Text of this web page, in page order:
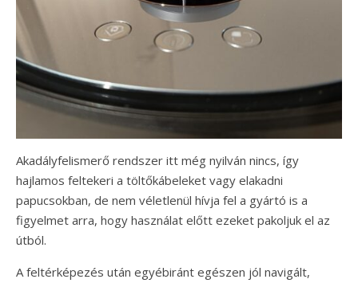
Akadályfelismerő rendszer itt még nyilván nincs, így
hajlamos feltekeri a töltőkábeleket vagy elakadni
papucsokban, de nem véletlenül hívja fel a gyártó is a
figyelmet arra, hogy használat előtt ezeket pakoljuk el az
útból.
A feltérképezés után egyébiránt egészen jól navigált,